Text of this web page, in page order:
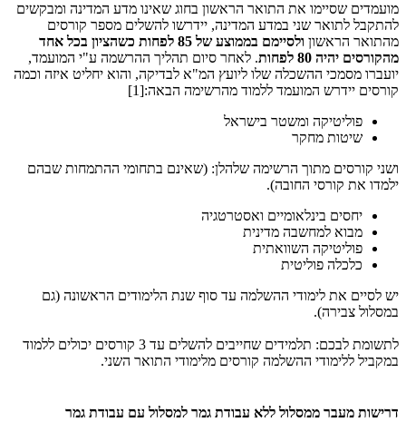
מועמדים שסיימו את התואר הראשון בחוג שאינו מדע המדינה ומבקשים
להתקבל לתואר שני במדע המדינה, יידרשו להשלים מספר קורסים
מהתואר הראשון
ולסיימם בממוצע של 85 לפחות כשהציון בכל אחד
מהקורסים יהיה 80 לפחות
. לאחר סיום תהליך ההרשמה ע"י המועמד,
יועברו מסמכי ההשכלה שלו ליועץ המ"א לבדיקה, והוא יחליט איזה וכמה
קורסים יידרש המועמד ללמוד מהרשימה הבאה:[1]
פוליטיקה ומשטר בישראל
שיטות מחקר
ושני קורסים מתוך הרשימה שלהלן: (שאינם בתחומי ההתמחות שבהם
ילמדו את קורסי החובה).
יחסים בינלאומיים ואסטרטגיה
מבוא למחשבה מדינית
פוליטיקה השוואתית
כלכלה פוליטית
יש לסיים את לימודי ההשלמה עד סוף שנת הלימודים הראשונה (גם
במסלול צבירה).
לתשומת לבכם: תלמידים שחייבים להשלים עד 3 קורסים יכולים ללמוד
במקביל ללימודי ההשלמה קורסים מלימודי התואר השני.
דרישות מעבר ממסלול ללא עבודת גמר למסלול עם עבודת גמר